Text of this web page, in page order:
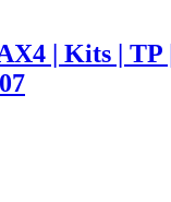
| Kits | TP